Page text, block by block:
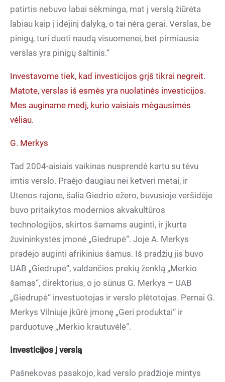
patirtis nebuvo labai sėkminga, mat į verslą žiūrėta
labiau kaip į idėjinį dalyką, o tai nėra gerai. Verslas, be
pinigų, turi duoti naudą visuomenei, bet pirmiausia
verslas yra pinigų šaltinis.“
Investavome tiek, kad investicijos grįš tikrai negreit.
Matote, verslas iš esmės yra nuolatinės investicijos.
Mes auginame medį, kurio vaisiais mėgausimės
vėliau.
G. Merkys
Tad 2004-aisiais vaikinas nusprendė kartu su tėvu
imtis verslo. Praėjo daugiau nei ketveri metai, ir
Utenos rajone, šalia Giedrio ežero, buvusioje veršidėje
buvo pritaikytos modernios akvakultūros
technologijos, skirtos šamams auginti, ir įkurta
žuvininkystės įmonė „Giedrupė“. Joje A. Merkys
pradėjo auginti afrikinius šamus. Iš pradžių jis buvo
UAB „Giedrupė“, valdančios prekių ženklą „Merkio
šamas“, direktorius, o jo sūnus G. Merkys – UAB
„Giedrupė“ investuotojas ir verslo plėtotojas. Pernai G.
Merkys Vilniuje įkūrė įmonę „Geri produktai“ ir
parduotuvę „Merkio krautuvėlė“.
Investicijos į verslą
Pašnekovas pasakojo, kad verslo pradžioje mintys